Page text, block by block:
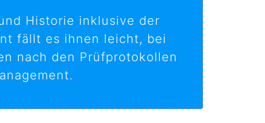
Historie inklusive der
fällt es ihnen leicht, bei
nach den Prüfprotokollen